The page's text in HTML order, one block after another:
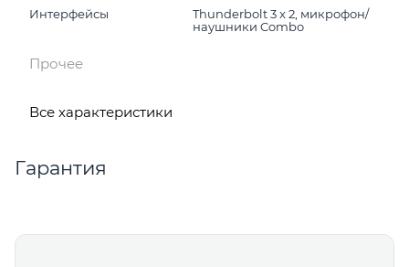
Интерфейсы
Thunderbolt 3 x 2, микрофон/
наушники Combo
Прочее
Все характеристики
Гарантия